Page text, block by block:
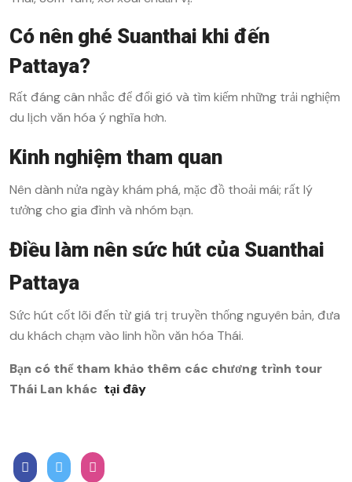
Có nên ghé Suanthai khi đến
Pattaya?
Rất đáng cân nhắc để đổi gió và tìm kiếm những trải nghiệm
du lịch văn hóa ý nghĩa hơn.
Kinh nghiệm tham quan
Nên dành nửa ngày khám phá, mặc đồ thoải mái; rất lý
tưởng cho gia đình và nhóm bạn.
Điều làm nên sức hút của Suanthai
Pattaya
Sức hút cốt lõi đến từ giá trị truyền thống nguyên bản, đưa
du khách chạm vào linh hồn văn hóa Thái.
Bạn có thểtham khảo thêm các chương trình tour
Thái Lan khác tại đây